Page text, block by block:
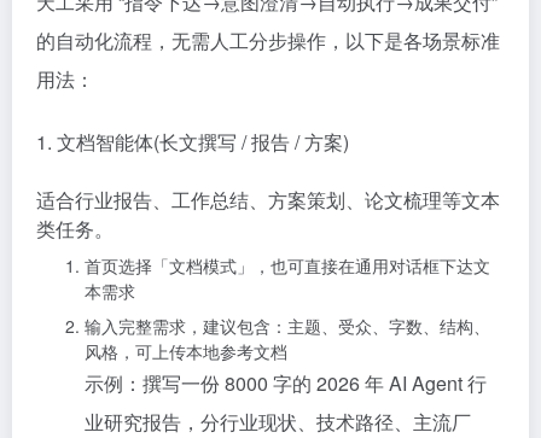
的自动化流程，无需人工分步操作，以下是各场景标准
用法：
1. 文档智能体(长文撰写 / 报告 / 方案)
适合行业报告、工作总结、方案策划、论文梳理等文本
类任务。
首页选择「文档模式」，也可直接在通用对话框下达文
本需求
输入完整需求，建议包含：主题、受众、字数、结构、
风格，可上传本地参考文档
示例：撰写一份 8000 字的 2026 年 AI Agent 行
业研究报告，分行业现状、技术路径、主流厂